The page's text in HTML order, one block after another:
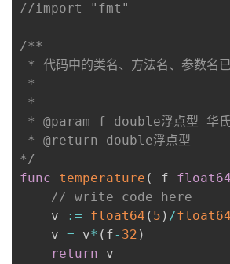
//import "fmt"
/**
* 代码中的类名、方法名、参数名
*
*
* @param f double浮点型 华氏
* @return double浮点型
*/
func
temperature ( f float64
// write code here
    v
:= float64 ( 5 ) /float64
    v
= v* ( f- 32 )
return